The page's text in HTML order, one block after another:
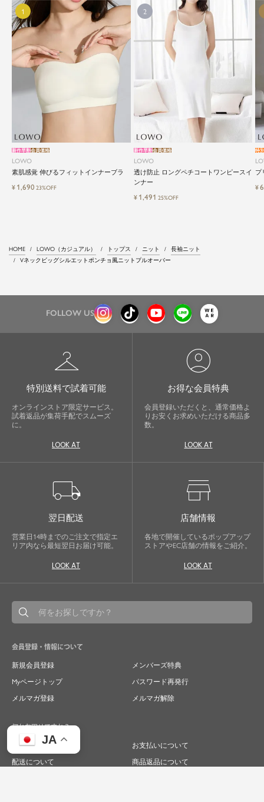
JA
LOWO
素肌感覚 伸びるフィットインナーブラ
新作早割会員価格
¥ 1,690 23%OFF
LOWO
透け防止 ロングペチコートワンピースイ
ンナー
新作早割会員価格
¥ 1,491 25%OFF
プ
特
¥
HOME LOWO（カジュアル） トップス ニット
長袖ニット
Vネックビッグシルエットポンチョ風ニットプルオーバー
FOLLOW US
checkroom
特別送料で試着可能
オンラインストア限定サービス。
試着返品が集荷手配でスムーズ
に。
LOOK AT
account_circle
お得な会員特典
会員登録いただくと、通常価格よ
りお安くお求めいただける商品多
数。
LOOK AT
local_shipping
翌日配送
営業日14時までのご注文で指定エ
リア内なら最短翌日お届け可能。
LOOK AT
store
店舗情報
各地で開催しているポップアップ
ストアやEC店舗の情報をご紹介。
LOOK AT
会員登録・情報について
新規会員登録
メンバーズ特典
Myページトップ
パスワード再発行
メルマガ登録
メルマガ解除
何かお困りですか？
ご注文について
お支払いについて
配送について
商品返品について